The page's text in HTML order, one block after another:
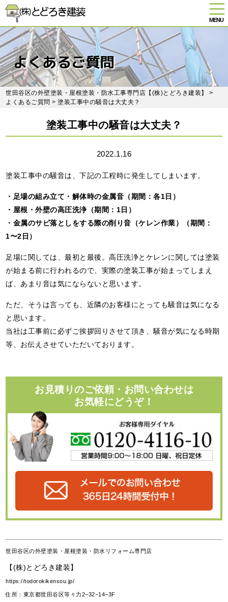
Skip
to
main
content
MENU
よくあるご質問
世田谷区の外壁塗装・屋根塗装・防水工事専門店【(株)とどろき建装】
>
よくあるご質問 > 塗装工事中の騒音は大丈夫？
塗装工事中の騒音は大丈夫？
2022.1.16
塗装工事中の騒音は、下記の工程時に発生してしまいます。
・足場の組み立て・解体時の金属音（期間：各1日）
・屋根・外壁の高圧洗浄（期間：1日）
・金属のサビ落としをする際の削り音（ケレン作業）（期間：
1〜2日）
足場に関しては、最初と最後。高圧洗浄とケレンに関しては塗装
が始まる前に行われるので、実際の塗装工事が始まってしまえ
ば、あまり音は気にならないと思います。
ただ、そうは言っても、近隣のお客様にとっても騒音は気になる
と思います。
当社は工事前に必ずご挨拶回りさせて頂き、騒音が気になる時期
等、お伝えさせていただいております。
お見積りのご依頼・お問い合わせは
お気軽にどうぞ！
世田谷区の外壁塗装・屋根塗装・防水リフォーム専門店
【(株)とどろき建装】
https://todorokikensou.jp/
住所：東京都世田谷区等々力2−32−14−3F